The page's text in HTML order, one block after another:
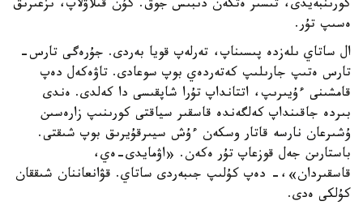
كورىنبەيدى، تىسىر ەتكەن دىبىس جوق. كۇن قىلاۋلاپ، ىزعىرىق
ەسىپ تۇر.
ال ساتاي ىلەزدە پىسىناپ، تەرلەپ قويا بەردى. جۇرەگى تارس-
تارس ەتىپ جارىلىپ كەتەردەي بوپ سوعادى. تاۋەكەل دەپ
قامشىنى ءۇيىرىپ، اتتانداپ تۇرا شاپقىسى دا كەلدى. ەندى
بىردە جاقىنداپ كەلگەندە قاسقىر سياقتى كورىنىپ زارەسىن
ۇشىرعان نارسە قاتار وسكەن ءۇش سيىرقۇيرىق بوپ شىقتى.
باستارىن جەل قوزعاپ تۇر ەكەن. «اۋمايدى-ەي،
قاسقىردان»،- دەپ كۇلىپ جىبەردى ساتاي. قۋانعاننان شىققان
كۇلكى ەدى.